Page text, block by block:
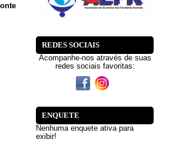
REDES SOCIAIS
Acompanhe-nos através de suas
redes sociais favoritas:
ENQUETE
Nenhuma enquete ativa para
exibir!